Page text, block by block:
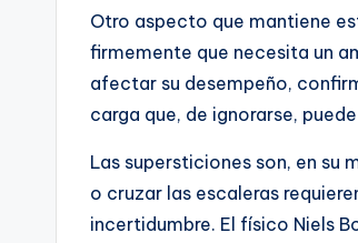
Otro aspecto que mantiene
firmemente que necesita un
afectar su desempeño,
carga que, de ignorarse,
Las supersticiones son, en su
o cruzar las escaleras
incertidumbre. El físico Niels